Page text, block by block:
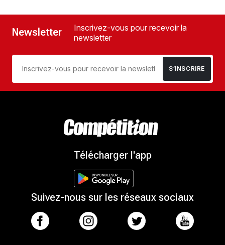
Newsletter
Inscrivez-vous pour recevoir la
newsletter
S’INSCRIRE
Télécharger l'app
Suivez-nous sur les réseaux sociaux